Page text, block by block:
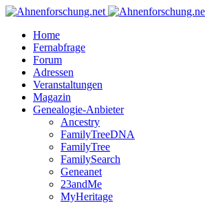
Home
Fernabfrage
Forum
Adressen
Veranstaltungen
Magazin
Genealogie-Anbieter
Ancestry
FamilyTreeDNA
FamilyTree
FamilySearch
Geneanet
23andMe
MyHeritage